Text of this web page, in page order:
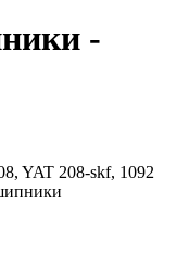
-
YAT 208-skf, 1092